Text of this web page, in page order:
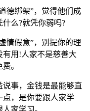
德绑架”，觉得他们成
么?就凭你弱吗?
情假意”，别提你的理
用!人家不是慈善大
。
事，金钱是最能够直
点，是你要跟人家学
家学习。